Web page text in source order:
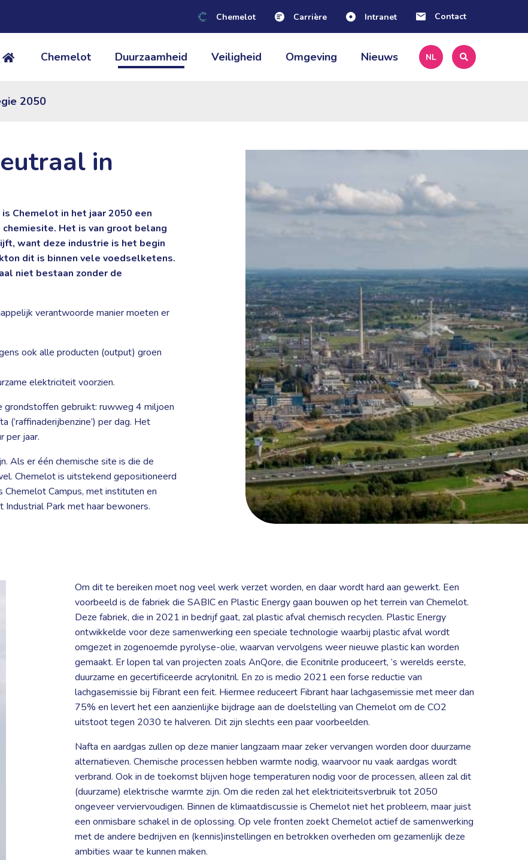
Chemelot Carrière Intranet Contact
NL | EN
Chemelot Duurzaamheid Veiligheid Omgeving Nieuws NL
2050
in
Chemelot in het jaar 2050 een
Het is van groot belang
want deze industrie is het begin
dit is binnen vele voedselketens.
niet bestaan zonder de
verantwoorde manier moeten er
ook alle producten (output) groen
elektriciteit voorzien.
gebruikt: ruwweg 4 miljoen
per dag. Het
per jaar.
Als er één chemische site is die de
Chemelot is uitstekend gepositioneerd
Campus, met instituten en
Park met haar bewoners.
Om dit te bereiken moet nog veel werk verzet worden, en daar wordt hard aan gewerkt. Een
voorbeeld is de fabriek die SABIC en Plastic Energy gaan bouwen op het terrein van Chemelot.
Deze fabriek, die in 2021 in bedrijf gaat, zal plastic afval chemisch recyclen. Plastic Energy
ontwikkelde voor deze samenwerking een speciale technologie waarbij plastic afval wordt
omgezet in zogenoemde pyrolyse-olie, waarvan vervolgens weer nieuwe plastic kan worden
gemaakt. Er lopen tal van projecten zoals AnQore, die Econitrile produceert, ’s werelds eerste,
duurzame en gecertificeerde acrylonitril. En zo is medio 2021 een forse reductie van
lachgasemissie bij Fibrant een feit. Hiermee reduceert Fibrant haar lachgasemissie met meer dan
75% en levert het een aanzienlijke bijdrage aan de doelstelling van Chemelot om de CO2
uitstoot tegen 2030 te halveren. Dit zijn slechts een paar voorbeelden.
Nafta en aardgas zullen op deze manier langzaam maar zeker vervangen worden door duurzame
alternatieven. Chemische processen hebben warmte nodig, waarvoor nu vaak aardgas wordt
verbrand. Ook in de toekomst blijven hoge temperaturen nodig voor de processen, alleen zal dit
(duurzame) elektrische warmte zijn. Om die reden zal het elektriciteitsverbruik tot 2050
ongeveer verviervoudigen. Binnen de klimaatdiscussie is Chemelot niet het probleem, maar juist
een onmisbare schakel in de oplossing. Op vele fronten zoekt Chemelot actief de samenwerking
met de andere bedrijven en (kennis)instellingen en betrokken overheden om gezamenlijk deze
ambities waar te kunnen maken.